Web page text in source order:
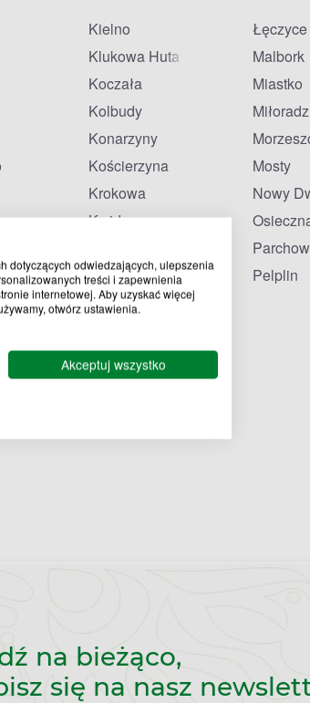
dotyczących odwiedzających, ulepszenia
treści i zapewnienia
internetowej. Aby uzyskać więcej
otwórz ustawienia.
Akceptuj wszystko
Kielno
Klukowa Huta
Koczała
Kolbudy
Konarzyny
Kościerzyna
Krokowa
Kwidzyn
Lubichowo
Łęczyce
Malbork
Miastko
Miłoradz
Mosty
Nowy
Pelplin
na bieżąco,
się na nasz